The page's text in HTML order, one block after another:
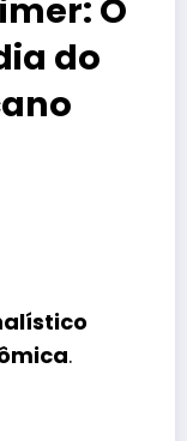
O
do
.